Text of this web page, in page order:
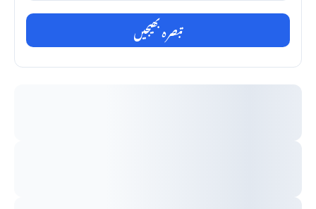
تبصرہ بھیجیں